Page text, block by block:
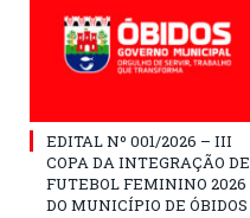
EDITAL Nº 001/2026 – III
COPA DA INTEGRAÇÃO DE
FUTEBOL FEMININO 2026
DO MUNICÍPIO DE ÓBIDOS